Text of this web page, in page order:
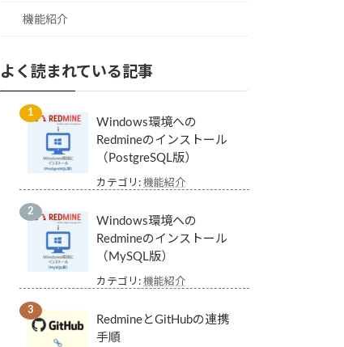
機能紹介
よく読まれている記事
Windows環境への
Redmineのインストール
（PostgreSQL版）
カテゴリ:機能紹介
Windows環境への
Redmineのインストール
（MySQL版）
カテゴリ:機能紹介
RedmineとGitHubの連携
手順